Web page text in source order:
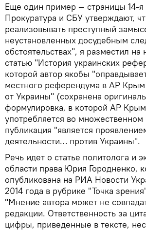
Еще один пример — страницы 14-я
Прокуратура и СБУ утверждают,
реализовывать преступный
неустановленных досудебным
обстоятельствах", я разместил
статью "История украинских
которой автор якобы
местного референдума в АР Крым
от Украины" (сохранена
формулировка, в которой АР
употребляется во множественном
публикация "является
деятельности… против Украины".
Речь идет о статье политолога и
области права Юрия Городненко,
опубликована на РИА Новости
2014 года в рубрике "Точка
"Мнение автора может не
редакции. Ответственность за
цифры, приведенные в тексте,